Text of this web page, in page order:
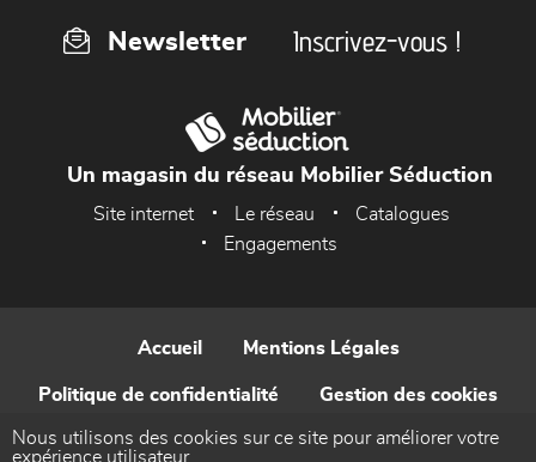
Newsletter Inscrivez-vous !
Un magasin du réseau Mobilier Séduction
Site internet Le réseau
Catalogues
Engagements
Accueil Mentions Légales
Politique de confidentialité Gestion des cookies
Contact
Nous utilisons des cookies sur ce site pour améliorer votre
expérience utilisateur.